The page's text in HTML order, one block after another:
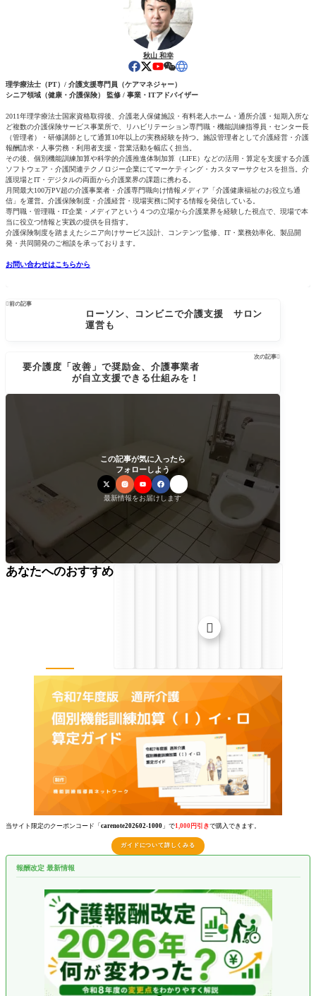
秋山 和幸
理学療法士（PT）/ 介護支援専門員（ケアマネジャー）
シニア領域（健康・介護保険） 監修 / 事業・ITアドバイザー
2011年理学療法士国家資格取得後、介護老人保健施設・有料老人ホーム・通所介護・短期入所な
ど複数の介護保険サービス事業所で、リハビリテーション専門職・機能訓練指導員・センター長
（管理者）・研修講師として通算10年以上の実務経験を持つ。施設管理者として介護経営・介護
報酬請求・人事労務・利用者支援・営業活動を幅広く担当。
その後、個別機能訓練加算や科学的介護推進体制加算（LIFE）などの活用・算定を支援する介護
ソフトウェア・介護関連テクノロジー企業にてマーケティング・カスタマーサクセスを担当。介
護現場とIT・デジタルの両面から介護業界の課題に携わる。
月間最大100万PV超の介護事業者・介護専門職向け情報メディア「介護健康福祉のお役立ち通
信」を運営。介護保険制度・介護経営・現場実務に関する情報を発信している。
専門職・管理職・IT企業・メディアという４つの立場から介護業界を経験した視点で、現場で本
当に役立つ情報と実践の提供を目指す。
介護保険制度を踏まえたシニア向けサービス設計、コンテンツ監修、IT・業務効率化、製品開
発・共同開発のご相談を承っております。
お問い合わせはこちらから
前の記事
ローソン、コンビニで介護支援 サロン
運営も
次の記事
要介護度「改善」で奨励金、介護事業者
が自立支援できる仕組みを！
この記事が気に入ったら
フォローしよう
最新情報をお届けします
当サイト限定のクーポンコード「 carenote202602-1000 」で1,000円引きで購入できます。
ガイドについて詳しくみる
報酬改定 最新情報
あなたへのおすすめ
